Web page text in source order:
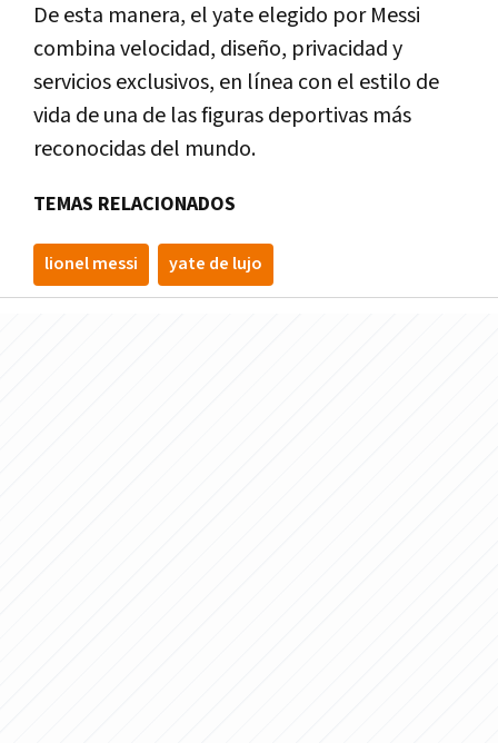
De esta manera, el yate elegido por Messi
combina velocidad, diseño, privacidad y
servicios exclusivos, en línea con el estilo de
vida de una de las figuras deportivas más
reconocidas del mundo.
TEMAS RELACIONADOS
lionel messi yate de lujo